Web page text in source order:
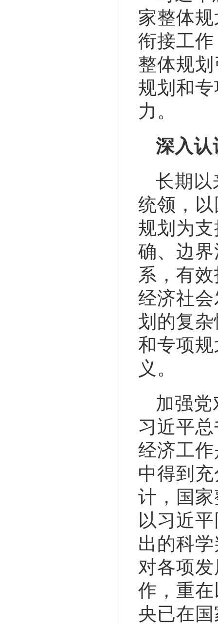
家整体
衔接工
整体规
规划和
力。
深入认
长期以
统领，
规划为
确、边
系，有
经济社
划的复
和专项
义。
加强
习近平
经济工
中得到
计，国
以习近
出的科
对各项
作，重
央已在